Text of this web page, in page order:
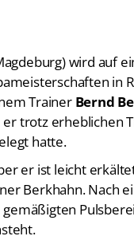
wird auf
in
Trainer Bernd
trotz erheblichen
hatte.
er ist leicht
Berkhahn. Nach